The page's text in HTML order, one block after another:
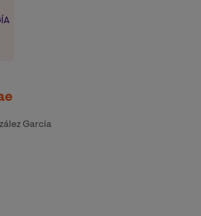
García